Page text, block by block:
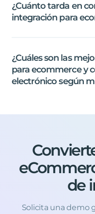
¿Cuántotarda en
integración para
¿Cuálesson las
paraecommerce y
electrónico según
de
Solicita una demo